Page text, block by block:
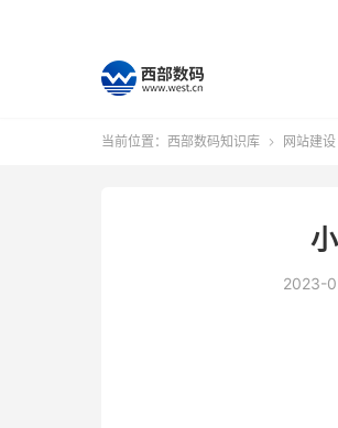
当前位置： 西部数码知识库  网站建设
2023-